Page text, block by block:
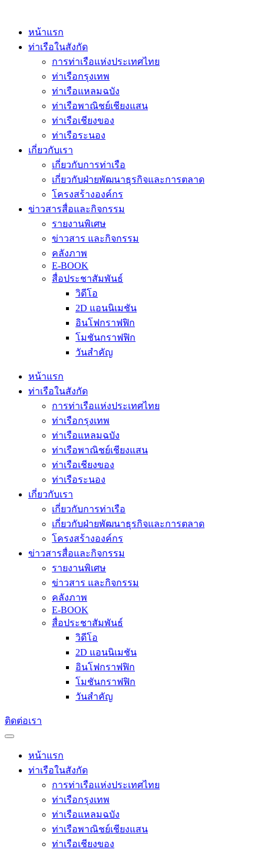
หน้าแรก
ท่าเรือในสังกัด
การท่าเรือแห่งประเทศไทย
ท่าเรือกรุงเทพ
ท่าเรือแหลมฉบัง
ท่าเรือพาณิชย์เชียงแสน
ท่าเรือเชียงของ
ท่าเรือระนอง
เกี่ยวกับเรา
เกี่ยวกับการท่าเรือ
เกี่ยวกับฝ่ายพัฒนาธุรกิจและการตลาด
โครงสร้างองค์กร
ข่าวสารสื่อและกิจกรรม
รายงานพิเศษ
ข่าวสาร และกิจกรรม
คลังภาพ
E-BOOK
สื่อประชาสัมพันธ์
วิดีโอ
2D แอนนิเมชัน
อินโฟกราฟฟิก
โมชันกราฟฟิก
วันสำคัญ
หน้าแรก
ท่าเรือในสังกัด
การท่าเรือแห่งประเทศไทย
ท่าเรือกรุงเทพ
ท่าเรือแหลมฉบัง
ท่าเรือพาณิชย์เชียงแสน
ท่าเรือเชียงของ
ท่าเรือระนอง
เกี่ยวกับเรา
เกี่ยวกับการท่าเรือ
เกี่ยวกับฝ่ายพัฒนาธุรกิจและการตลาด
โครงสร้างองค์กร
ข่าวสารสื่อและกิจกรรม
รายงานพิเศษ
ข่าวสาร และกิจกรรม
คลังภาพ
E-BOOK
สื่อประชาสัมพันธ์
วิดีโอ
2D แอนนิเมชัน
อินโฟกราฟฟิก
โมชันกราฟฟิก
วันสำคัญ
ติดต่อเรา
หน้าแรก
ท่าเรือในสังกัด
การท่าเรือแห่งประเทศไทย
ท่าเรือกรุงเทพ
ท่าเรือแหลมฉบัง
ท่าเรือพาณิชย์เชียงแสน
ท่าเรือเชียงของ